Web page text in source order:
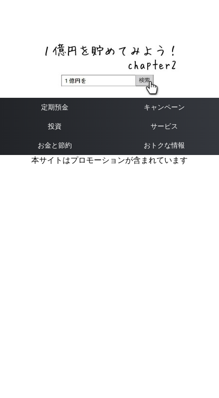
定期預金 キャンペーン
投資 サービス
お金と節約 おトクな情報
本サイトはプロモーションが含まれています